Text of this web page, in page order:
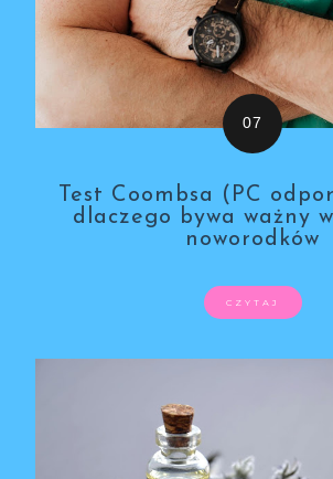
Test Coombsa (PC
dlaczego bywa ważny
noworodków
CZYTAJ